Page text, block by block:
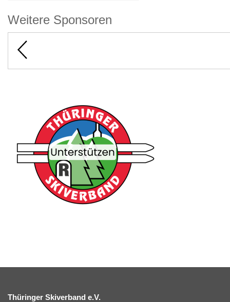
Weitere Sponsoren
Thüringer Skiverband e.V.